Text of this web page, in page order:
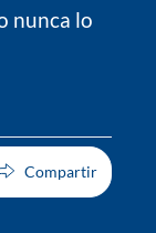
nunca lo